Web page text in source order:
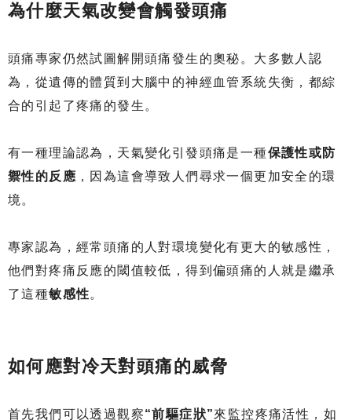
為什麼天氣改變會觸發頭痛
頭痛專家仍然試圖解開頭痛發生的奧秘。大多數人認
為，從遺傳的體質到大腦中的神經血管系統失衡，都綜
合的引起了疼痛的發生。
有一種理論認為，天氣變化引發頭痛是一種保護性或防
禦性的反應 ，因為這會導致人們尋求一個更加安全的環
境。
專家認為，經常頭痛的人對環境變化有更大的敏感性，
他們對疼痛反應的閾值較低，得到偏頭痛的人就是繼承
了這種敏感性。
如何應對冷天對頭痛的威脅
首先我們可以透過觀察“前驅症狀”來監控疼痛活性，如